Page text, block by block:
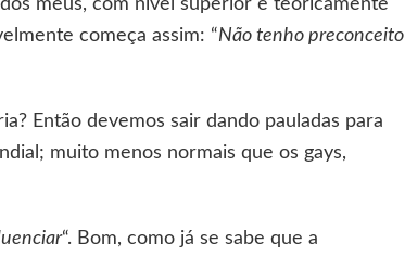
meus, com nível superior e teoricamente
começa assim: “Não tenho preconceito
Então devemos sair dando pauladas para
muito menos normais que os gays,
“. Bom, como já se sabe que a